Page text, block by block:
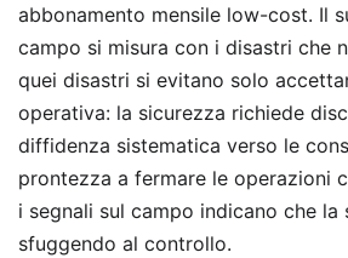
abbonamento mensile low-cost. Il
campo si misura con i disastri che
quei disastri si evitano solo
operativa: la sicurezza richiede
diffidenza sistematica verso le
prontezza a fermare le operazioni
i segnali sul campo indicano che la
sfuggendo al controllo.